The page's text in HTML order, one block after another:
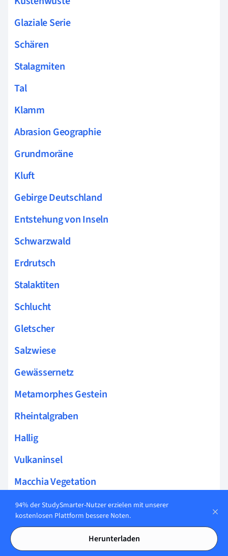
Glaziale Serie
Schären
Stalagmiten
Tal
Klamm
Abrasion Geographie
Grundmoräne
Kluft
Gebirge Deutschland
Entstehung von Inseln
Schwarzwald
Erdrutsch
Stalaktiten
Schlucht
Gletscher
Salzwiese
Gewässernetz
Metamorphes Gestein
Rheintalgraben
Hallig
Vulkaninsel
Macchia Vegetation
Wanderdüne
Großlandschaften Deutschlands
Sächsische Schweiz
94% der StudySmarter-Nutzer erzielen mit unserer
kostenlosen Plattform bessere Noten.
Herunterladen